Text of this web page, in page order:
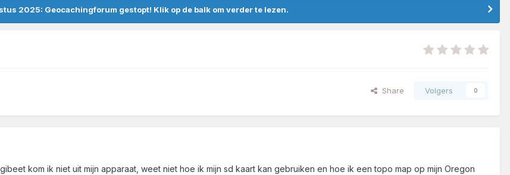
2025: Geocachingforum gestopt! Klik op de balk om verder te lezen.
Share Volgers 0
kom ik niet uit mijn apparaat, weet niet hoe ik mijn sd kaart kan gebruiken en hoe ik een topo map op mijn Oregon